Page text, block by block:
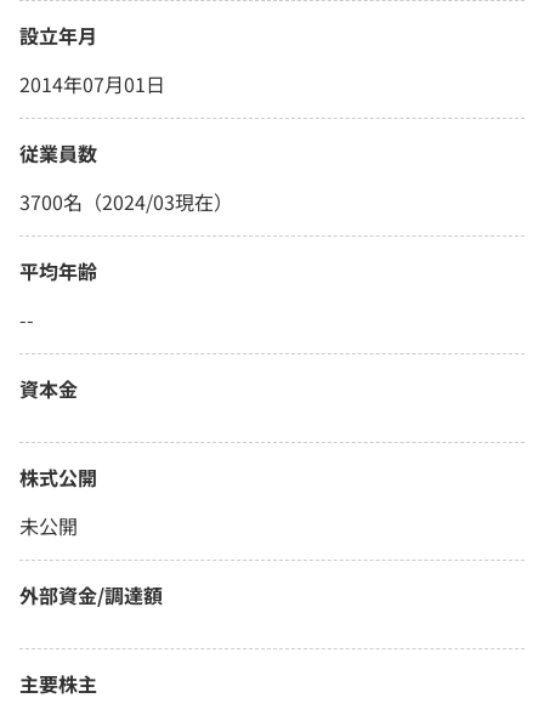
設立年月
2014年07月01日
従業員数
3700名（2024/03現在）
平均年齢
--
資本金
株式公開
未公開
外部資金/調達額
主要株主